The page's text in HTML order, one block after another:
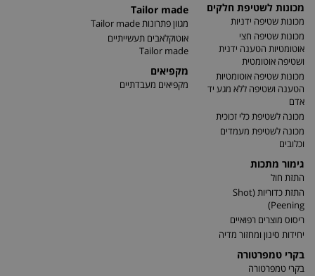
מכונות לשטיפת חלקים
מכונות שטיפה ידניות
מכונות שטיפה חצי
אוטומטיות הטענה ידנית
ושטיפה אוטומטית
מכונות שטיפה אוטומטיות
הטענה ושטיפה ללא מגע יד
אדם
מכונה לשטיפת כלי זכוכית
מכונה לשטיפת מעמדים
וכלובים
גימור מתכות
התזת חול
התזת כדוריות (Shot
Peening)
ריסוס מוצרים רפואיים
יחידות סינון ומחזור מדיה
בקרי טמפרטורה
בקרי טמפרטורה
Tailor made
מגוון פתרונות Tailor made
אוטוקלאבים תעשייתיים
Tailor made
מקפיאים
מקפיאים מעבדתיים